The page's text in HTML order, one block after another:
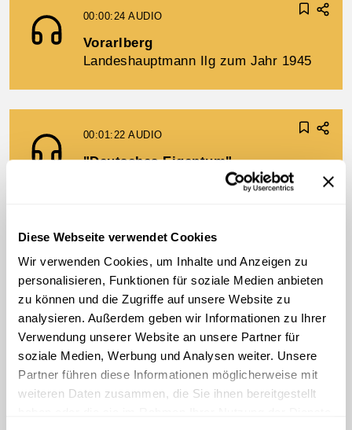
Diese Webseite verwendet Cookies
Wir verwenden Cookies, um Inhalte und Anzeigen zu
personalisieren, Funktionen für soziale Medien anbieten
zu können und die Zugriffe auf unsere Website zu
analysieren. Außerdem geben wir Informationen zu Ihrer
Verwendung unserer Website an unsere Partner für
soziale Medien, Werbung und Analysen weiter. Unsere
Partner führen diese Informationen möglicherweise mit
weiteren Daten zusammen, die Sie ihnen bereitgestellt
00:00:24AUDIO
Vorarlberg
Landeshauptmann Ilg zum Jahr 1945
00:01:22AUDIO
"Deutsches Eigentum"
Karl Renner über Vermögensfragen
Linz
Bürgermeister Koref zum
Wiederaufbau
00:01:12AUDIO